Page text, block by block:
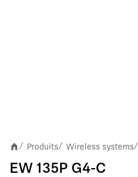
/ Produits/ Wireless systems/
EW 135P G4-C